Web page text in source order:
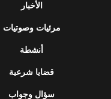
الأخبار
مرئيات وصوتيات
أنشطة
قضايا شرعية
سؤال وجواب